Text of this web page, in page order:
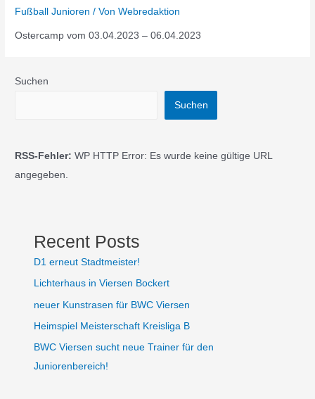
Fußball Junioren / VonWebredaktion
Ostercamp vom 03.04.2023 – 06.04.2023
Suchen
Suchen
RSS-Fehler: WP HTTP Error: Es wurde keine gültige URL
angegeben.
Recent Posts
D1 erneut Stadtmeister!
Lichterhaus in Viersen Bockert
neuer Kunstrasen für BWC Viersen
Heimspiel Meisterschaft Kreisliga B
BWC Viersen sucht neue Trainer für den
Juniorenbereich!